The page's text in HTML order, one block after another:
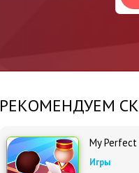
РЕКОМЕНДУЕМ
My
Игры